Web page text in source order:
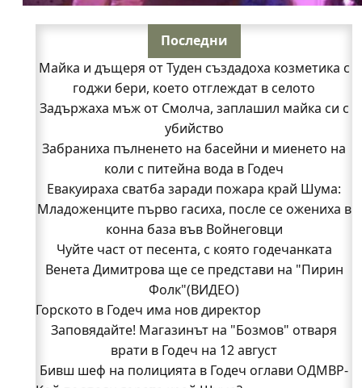
Последни
Майка и дъщеря от Туден създадоха козметика с
годжи бери, което отглеждат в селото
Задържаха мъж от Смолча, заплашил майка си с
убийство
Забраниха пълненето на басейни и миенето на
коли с питейна вода в Годеч
Евакуираха сватба заради пожара край Шума:
Младоженците първо гасиха, после се ожениха в
конна база във Войнеговци
Чуйте част от песента, с която годечанката
Венета Димитрова ще се представи на "Пирин
Фолк"(ВИДЕО)
Горското в Годеч има нов директор
Заповядайте! Магазинът на "Бозмов" отваря
врати в Годеч на 12 август
Бивш шеф на полицията в Годеч оглави ОДМВР-